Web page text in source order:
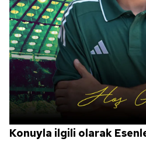
6698 sayılı Kişisel Verilerin
hazırlanmış Aydınlatma
ilgili mevzuata uygun olarak
almak için lütfentıklayınız
Konuyla ilgili olarak